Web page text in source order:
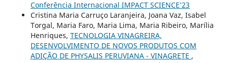
Conferência Internacional IMPACT SCIENCE’23
Cristina Maria Carruço Laranjeira, Joana Vaz, Isabel
Torgal, Maria Faro, Maria Lima, Maria Ribeiro, Marília
Henriques, TECNOLOGIA VINAGREIRA,
DESENVOLVIMENTO DE NOVOS PRODUTOS COM
ADIÇÃO DE PHYSALIS PERUVIANA - VINAGRETE ,